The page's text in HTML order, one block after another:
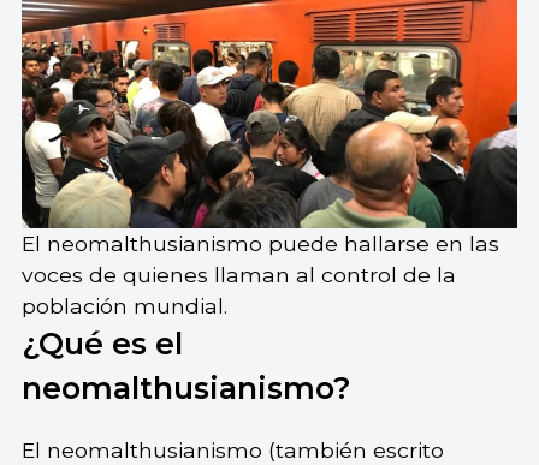
El neomalthusianismo puede hallarse en las
voces de quienes llaman al control de la
población mundial.
¿Qué es el
neomalthusianismo?
El neomalthusianismo (también escrito